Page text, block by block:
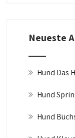
Neueste
Hund Das
Hund
Hund